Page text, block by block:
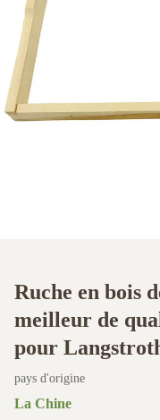
Ruche en bois
meilleur de
pour
pays d'origine
La Chine